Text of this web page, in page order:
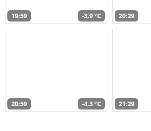
19:59 -3,9 °C 20:29
20:59 -4,3 °C 21:29